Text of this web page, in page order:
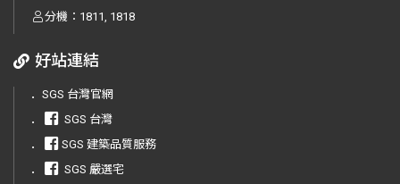
分機：1811, 1818
好站連結
． SGS 台灣官網
．
SGS 台灣
．
SGS 建築品質服務
．
SGS 嚴選宅